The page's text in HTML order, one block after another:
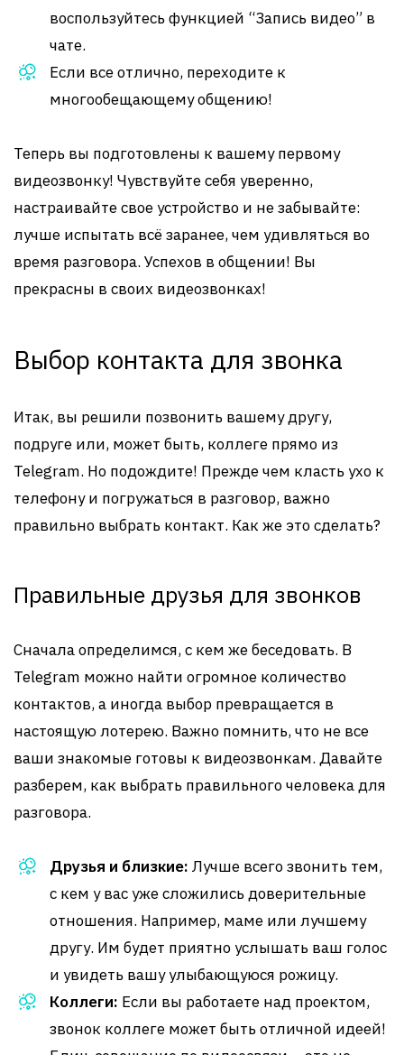
воспользуйтесь функцией “Запись видео” в
чате.
Если все отлично, переходите к
многообещающему общению!
Теперь вы подготовлены к вашему первому
видеозвонку! Чувствуйте себя уверенно,
настраивайте свое устройство и не забывайте:
лучше испытать всё заранее, чем удивляться во
время разговора. Успехов в общении! Вы
прекрасны в своих видеозвонках!
Выбор контакта для звонка
Итак, вы решили позвонить вашему другу,
подруге или, может быть, коллеге прямо из
Telegram. Но подождите! Прежде чем класть ухо к
телефону и погружаться в разговор, важно
правильно выбрать контакт. Как же это сделать?
Правильные друзья для звонков
Сначала определимся, с кем же беседовать. В
Telegram можно найти огромное количество
контактов, а иногда выбор превращается в
настоящую лотерею. Важно помнить, что не все
ваши знакомые готовы к видеозвонкам. Давайте
разберем, как выбрать правильного человека для
разговора.
Друзья и близкие: Лучше всего звонить тем,
с кем у вас уже сложились доверительные
отношения. Например, маме или лучшему
другу. Им будет приятно услышать ваш голос
и увидеть вашу улыбающуюся рожицу.
Коллеги: Если вы работаете над проектом,
звонок коллеге может быть отличной идеей!